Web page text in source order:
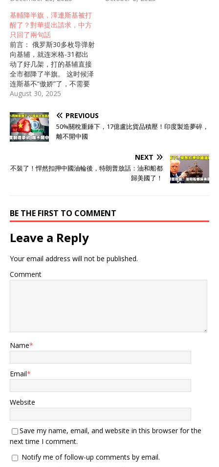
基輔降半旗，澤連斯基被打
醒了？對華提出請求，中方
只回了兩句話
前言： 俄罗斯30多枚导弹射
向基辅，就连米格-31都出
动了好几架，打的基辅直接
全市都降了半旗。 这时候泽
连斯基不“傲娇”了，不需要
中国帮助的话再也不提，反
个回应！ 德总理一句话撕破
真相：就眼下这情况，普京
和泽连斯基搞和谈？很难！
众所期盼的“普泽会”还没到
把基辅“洗了地”，就连欧盟
袭，一直以来都爱用的600
多架无人机自不用说，这次
斗机。 这玩意号称全球范围
最大”，绝对是一款“大杀
器”，由此可见俄罗斯动了真
格的。 尤其是对乌首都基
绝非无的放矢，俄总统新闻
俄基础设施停手，其中还包
罗斯也会继续对乌打击！ 这
话说的多少有点“针对”乌克
道一事， 就在一周前，乌克
兰连续两次对这条石油管道
进行轰炸，直接导致该管道
至少“停摆”5日。 要知道，
August 30, 2025
PREVIOUS
50%關稅重錘下，17億盧比貨品積壓！印度製造夢碎，
離不開中國
NEXT
不裝了！悍然扣押中國油輪後，特朗普放話：油和船都
歸美國了！
BE THE FIRST TO COMMENT
Leave a Reply
Your email address will not be published.
Comment
Name*
Email*
Website
Save my name, email, and website in this browser for the
next time I comment.
Notify me of follow-up comments by email.